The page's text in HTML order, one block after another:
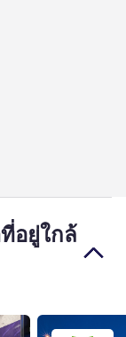
อยู่ใกล้